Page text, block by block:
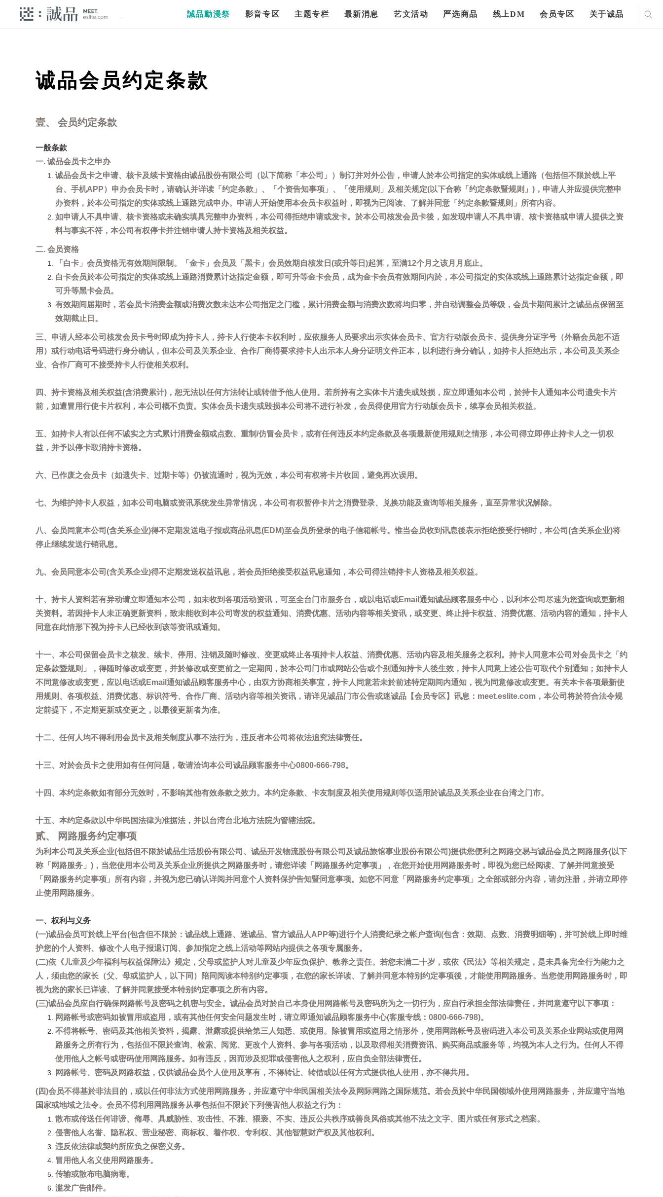
誠品動漫祭 影音专区 主题专栏 最新消息 艺文活动 严选商品 线上DM 会员专区 关于诚品
诚品会员约定条款
壹、 会员约定条款
一般条款
一. 诚品会员卡之申办
诚品会员卡之申请、核卡及续卡资格由诚品股份有限公司（以下简称「本公司」）制订并对外公告，申请人於本公司指定的实体或线上通路（包括但不限於线上平
台、手机APP）申办会员卡时，请确认并详读「约定条款」、「个资告知事项」、「使用规则」及相关规定(以下合称「约定条款暨规则」)，申请人并应提供完整申
办资料，於本公司指定的实体或线上通路完成申办。申请人开始使用本会员卡权益时，即视为已阅读、了解并同意「约定条款暨规则」所有内容。
如申请人不具申请、核卡资格或未确实填具完整申办资料，本公司得拒绝申请或发卡。於本公司核发会员卡後，如发现申请人不具申请、核卡资格或申请人提供之资
料与事实不符，本公司有权停卡并注销申请人持卡资格及相关权益。
二. 会员资格
「白卡」会员资格无有效期间限制。「金卡」会员及「黑卡」会员效期自核发日(或升等日)起算，至满12个月之该月月底止。
白卡会员於本公司指定的实体或线上通路消费累计达指定金额，即可升等金卡会员，成为金卡会员有效期间内於，本公司指定的实体或线上通路累计达指定金额，即
可升等黑卡会员。
有效期间届期时，若会员卡消费金额或消费次数未达本公司指定之门槛，累计消费金额与消费次数将均归零，并自动调整会员等级，会员卡期间累计之诚品点保留至
效期截止日。
三、申请人经本公司核发会员卡号时即成为持卡人，持卡人行使本卡权利时，应依服务人员要求出示实体会员卡、官方行动版会员卡、提供身分证字号（外籍会员恕不适
用）或行动电话号码进行身分确认，但本公司及关系企业、合作厂商得要求持卡人出示本人身分证明文件正本，以利进行身分确认，如持卡人拒绝出示，本公司及关系企
业、合作厂商可不接受持卡人行使相关权利。
四、持卡资格及相关权益(含消费累计)，恕无法以任何方法转让或转借予他人使用。若所持有之实体卡片遗失或毁损，应立即通知本公司，於持卡人通知本公司遗失卡片
前，如遭冒用行使卡片权利，本公司概不负责。实体会员卡遗失或毁损本公司将不进行补发，会员得使用官方行动版会员卡，续享会员相关权益。
五、如持卡人有以任何不诚实之方式累计消费金额或点数、重制/仿冒会员卡，或有任何违反本约定条款及各项最新使用规则之情形，本公司得立即停止持卡人之一切权
益，并予以停卡取消持卡资格。
六、已作废之会员卡（如遗失卡、过期卡等）仍被流通时，视为无效，本公司有权将卡片收回，避免再次误用。
七、为维护持卡人权益，如本公司电脑或资讯系统发生异常情况，本公司有权暂停卡片之消费登录、兑换功能及查询等相关服务，直至异常状况解除。
八、会员同意本公司(含关系企业)得不定期发送电子报或商品讯息(EDM)至会员所登录的电子信箱帐号。惟当会员收到讯息後表示拒绝接受行销时，本公司(含关系企业)将
停止继续发送行销讯息。
九、会员同意本公司(含关系企业)得不定期发送权益讯息，若会员拒绝接受权益讯息通知，本公司得注销持卡人资格及相关权益。
十、持卡人资料若有异动请立即通知本公司，如未收到各项活动资讯，可至全台门市服务台，或以电话或Email通知诚品顾客服务中心，以利本公司尽速为您查询或更新相
关资料。若因持卡人未正确更新资料，致未能收到本公司寄发的权益通知、消费优惠、活动内容等相关资讯，或变更、终止持卡权益、消费优惠、活动内容的通知，持卡人
同意在此情形下视为持卡人已经收到该等资讯或通知。
十一、本公司保留会员卡之核发、续卡、停用、注销及随时修改、变更或终止各项持卡人权益、消费优惠、活动内容及相关服务之权利。持卡人同意本公司对会员卡之「约
定条款暨规则」，得随时修改或变更，并於修改或变更前之一定期间，於本公司门市或网站公告或个别通知持卡人後生效，持卡人同意上述公告可取代个别通知；如持卡人
不同意修改或变更，应以电话或Email通知诚品顾客服务中心，由双方协商相关事宜，持卡人同意若未於前述特定期间内通知，视为同意修改或变更。有关本卡各项最新使
用规则、各项权益、消费优惠、标识符号、合作厂商、活动内容等相关资讯，请详见诚品门市公告或迷诚品【会员专区】讯息：meet.eslite.com，本公司将於符合法令规
定前提下，不定期更新或变更之，以最後更新者为准。
十二、任何人均不得利用会员卡及相关制度从事不法行为，违反者本公司将依法追究法律责任。
十三、对於会员卡之使用如有任何问题，敬请洽询本公司诚品顾客服务中心0800-666-798。
十四、本约定条款如有部分无效时，不影响其他有效条款之效力。本约定条款、卡友制度及相关使用规则等仅适用於诚品及关系企业在台湾之门市。
十五、本约定条款以中华民国法律为准据法，并以台湾台北地方法院为管辖法院。
贰、 网路服务约定事项
为利本公司及关系企业(包括但不限於诚品生活股份有限公司、诚品开发物流股份有限公司及诚品旅馆事业股份有限公司)提供您便利之网路交易与诚品会员之网路服务(以下
称「网路服务」)，当您使用本公司及关系企业所提供之网路服务时，请您详读「网路服务约定事项」，在您开始使用网路服务时，即视为您已经阅读、了解并同意接受
「网路服务约定事项」所有内容，并视为您已确认详阅并同意个人资料保护告知暨同意事项。如您不同意「网路服务约定事项」之全部或部分内容，请勿注册，并请立即停
止使用网路服务。
一、权利与义务
(一)诚品会员可於线上平台(包含但不限於：诚品线上通路、迷诚品、官方诚品人APP等)进行个人消费纪录之帐户查询(包含：效期、点数、消费明细等)，并可於线上即时维
护您的个人资料、修改个人电子报退订阅、参加指定之线上活动等网站内提供之各项专属服务。
(二)依《儿童及少年福利与权益保障法》规定，父母或监护人对儿童及少年应负保护、教养之责任。若您未满二十岁，或依《民法》等相关规定，是未具备完全行为能力之
人，须由您的家长（父、母或监护人，以下同）陪同阅读本特别约定事项，在您的家长详读、了解并同意本特别约定事项後，才能使用网路服务。当您使用网路服务时，即
视为您的家长已详读、了解并同意接受本特别约定事项之所有内容。
(三)诚品会员应自行确保网路帐号及密码之机密与安全。诚品会员对於自己本身使用网路帐号及密码所为之一切行为，应自行承担全部法律责任，并同意遵守以下事项：
网路帐号或密码如被冒用或盗用，或有其他任何安全问题发生时，请立即通知诚品顾客服务中心(客服专线：0800-666-798)。
不得将帐号、密码及其他相关资料，揭露、泄露或提供给第三人知悉、或使用。除被冒用或盗用之情形外，使用网路帐号及密码进入本公司及关系企业网站或使用网
路服务之所有行为，包括但不限於查询、检索、阅览、更改个人资料、参与各项活动，以及取得相关消费资讯、购买商品或服务等，均视为本人之行为。任何人不得
使用他人之帐号或密码使用网路服务。如有违反，因而涉及犯罪或侵害他人之权利，应自负全部法律责任。
网路帐号、密码及网路权益，仅供诚品会员个人使用及享有，不得转让、转借或以任何方式提供他人使用，亦不得共用。
(四)会员不得基於非法目的，或以任何非法方式使用网路服务，并应遵守中华民国相关法令及网际网路之国际规范。若会员於中华民国领域外使用网路服务，并应遵守当地
国家或地域之法令。会员不得利用网路服务从事包括但不限於下列侵害他人权益之行为：
散布或传送任何诽谤、侮辱、具威胁性、攻击性、不雅、猥亵、不实、违反公共秩序或善良风俗或其他不法之文字、图片或任何形式之档案。
侵害他人名誉、隐私权、营业秘密、商标权、着作权、专利权、其他智慧财产权及其他权利。
违反依法律或契约所应负之保密义务。
冒用他人名义使用网路服务。
传输或散布电脑病毒。
滥发广告邮件。